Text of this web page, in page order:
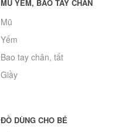
MŨ YẾM, BAO TAY CHÂN
Mũ
Yếm
Bao tay chân, tất
Giầy
ĐỒ DÙNG CHO BÉ